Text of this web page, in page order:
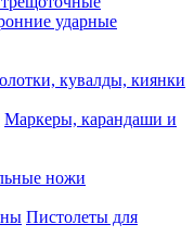
ударные
кувалды, киянки
Маркеры, карандаши и
ножи
Пистолеты для